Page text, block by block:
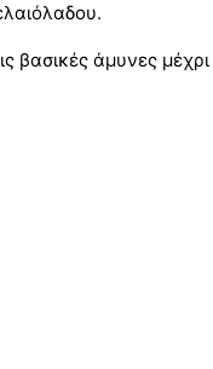
βασικές άμυνες